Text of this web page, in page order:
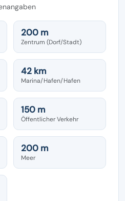
200 m
Zentrum (Dorf/Stadt)
42 km
Marina/Hafen/Hafen
150 m
Öffentlicher Verkehr
200 m
Meer